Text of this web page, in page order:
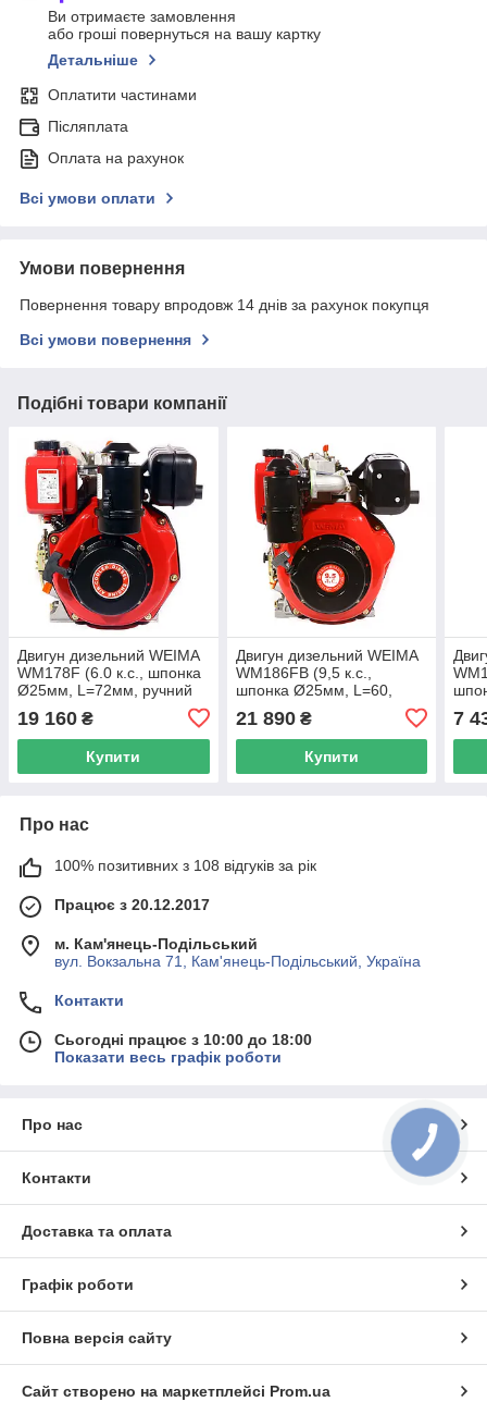
Ви отримаєте замовлення
або гроші повернуться на вашу картку
Детальніше
Оплатити частинами
Післяплата
Оплата на рахунок
Всі умови оплати
Умови повернення
Повернення товару впродовж 14 днів за рахунок покупця
Всі умови повернення
Подібні товари компанії
Двигун дизельний WEIMA
WM178F (6.0 к.с., шпонка
Ø25мм, L=72мм, ручний
19 160 ₴
Купити
Двигун дизельний WEIMA
WM186FВ (9,5 к.с.,
шпонка Ø25мм, L=60,
ручний старт) (код 21004)
21 890₴
Купити
7
Про нас
100% позитивних з 108 відгуків за рік
Працює з 20.12.2017
м. Кам'янець-Подільський
вул. Вокзальна 71, Кам'янець-Подільський, Україна
Контакти
Сьогодні працює з 10:00 до 18:00
Показати весь графік роботи
Про нас
Контакти
Доставка та оплата
Графік роботи
Повна версія сайту
Сайт створено на маркетплейсі Prom.ua